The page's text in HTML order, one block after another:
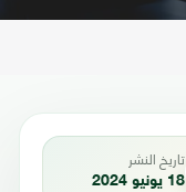
تاريخ النشر
18 يونيو 2024